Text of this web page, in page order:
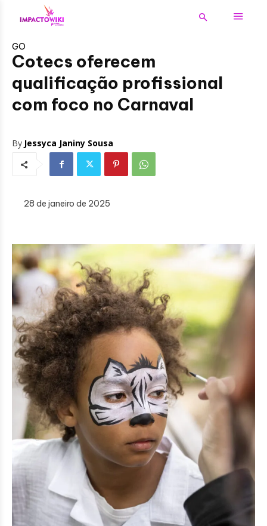
GO
Cotecs oferecem
qualificação profissional
com foco no Carnaval
By Jessyca Janiny Sousa
28 de janeiro de 2025